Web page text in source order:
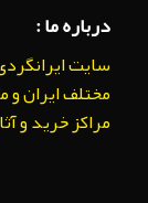
درباره ما :
سایت
مختلف ایران
مراکز خرید و